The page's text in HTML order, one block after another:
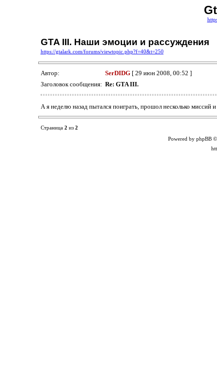
GTA III. Наши эмоции и рассуждения
https://gtalark.com/forums/viewtopic.php?f=40&t=250
Автор: SerDIDG[ 29 июн 2008, 00:52 ]
Заголовок сообщения: Re: GTA III.
А я неделю назад пытался поиграть, прошол несколько миссий
Страница 2 из 2
Powered by phpBB